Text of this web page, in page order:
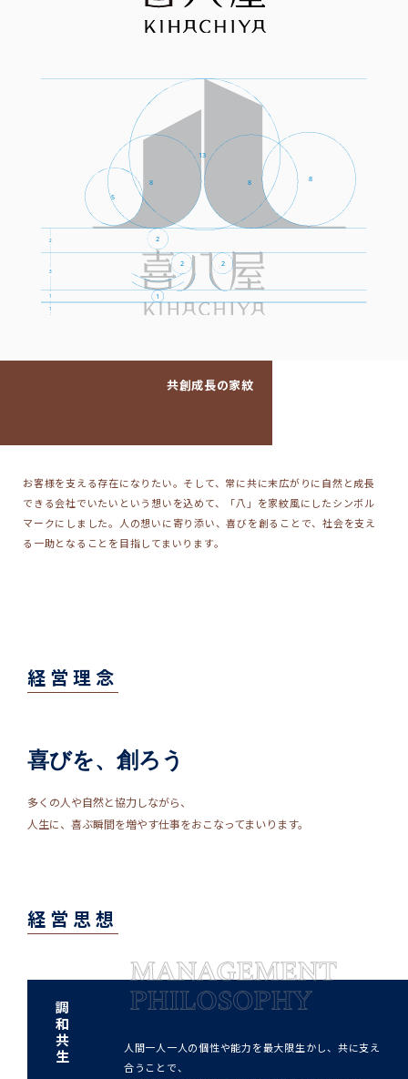
共創成長の家紋
お客様を支える存在になりたい。そして、常に共に末広がりに自然と成長
できる会社でいたいという想いを込めて、「八」を家紋風にしたシンボル
マークにしました。人の想いに寄り添い、喜びを創ることで、社会を支え
る一助となることを目指してまいります。
経営理念
喜びを、創ろう
多くの人や自然と協力しながら、
人生に、喜ぶ瞬間を増やす仕事をおこなってまいります。
経営思想
調和共生
人間一人一人の個性や能力を最大限生かし、共に支え
合うことで、